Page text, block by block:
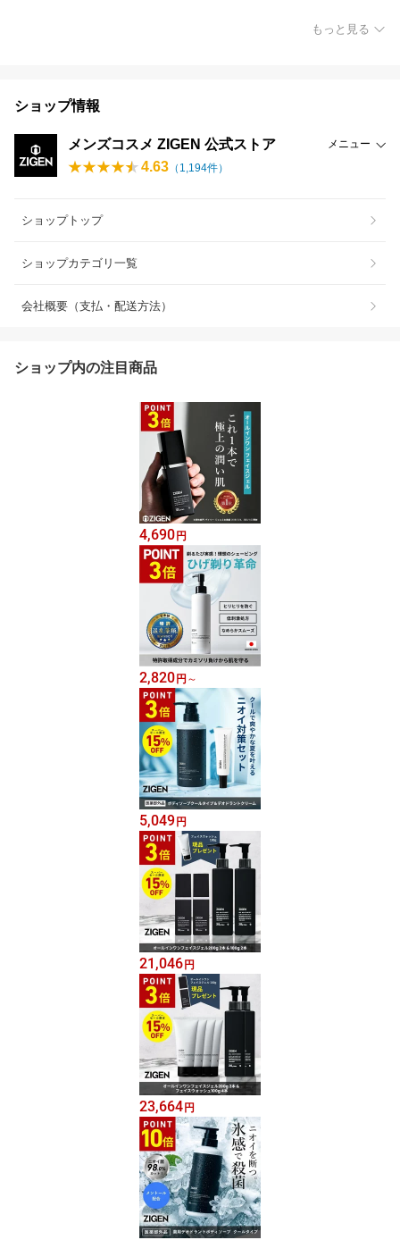
もっと見る
ショップ情報
メンズコスメ ZIGEN 公式ストア メニュー
4.63 （ 1,194件）
ショップトップ
ショップカテゴリ一覧
会社概要（支払・配送方法）
ショップ内の注目商品
4,690 円
2,820 円 ～
5,049 円
21,046 円
23,664 円